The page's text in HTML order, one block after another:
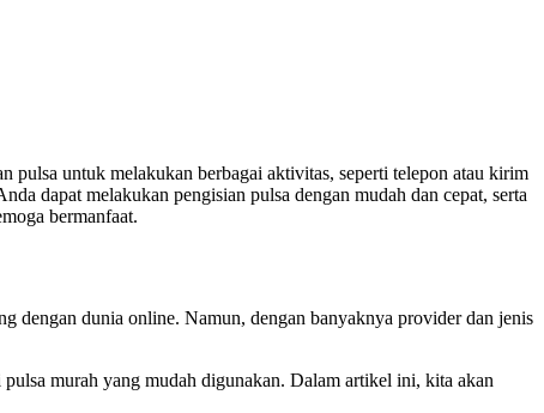
pulsa untuk melakukan berbagai aktivitas, seperti telepon atau kirim
dapat melakukan pengisian pulsa dengan mudah dan cepat, serta
bermanfaat.
dengan dunia online. Namun, dengan banyaknya provider dan jenis
murah yang mudah digunakan. Dalam artikel ini, kita akan